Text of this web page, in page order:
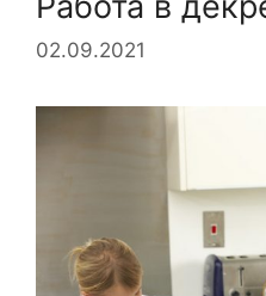
02.09.2021